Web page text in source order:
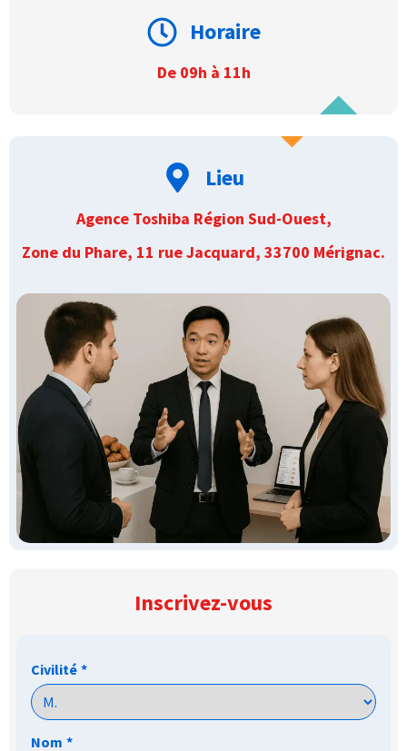
Horaire
De 09h à 11h
Lieu
Agence Toshiba Région Sud-Ouest,
Zone du Phare, 11 rue Jacquard, 33700 Mérignac.
Inscrivez-vous
Civilité *
Nom *